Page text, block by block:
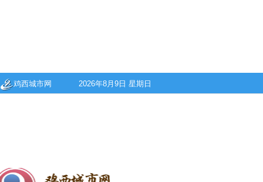
鸡西城市网 2026年8月9日 星期日